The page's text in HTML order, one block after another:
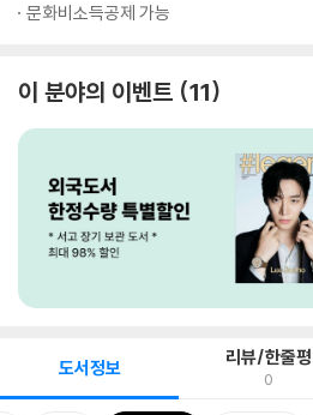
문화비소득공제 가능
이 분야의 이벤트 11
도서정보 리뷰/한줄평
0